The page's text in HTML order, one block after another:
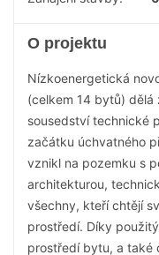
O projektu
Nízkoenergetická
(celkem 14 bytů) dělá
sousedství technické
začátku úchvatného
vznikl na pozemku s
architekturou,
všechny, kteří chtějí
prostředí. Díky
prostředí bytu, a také